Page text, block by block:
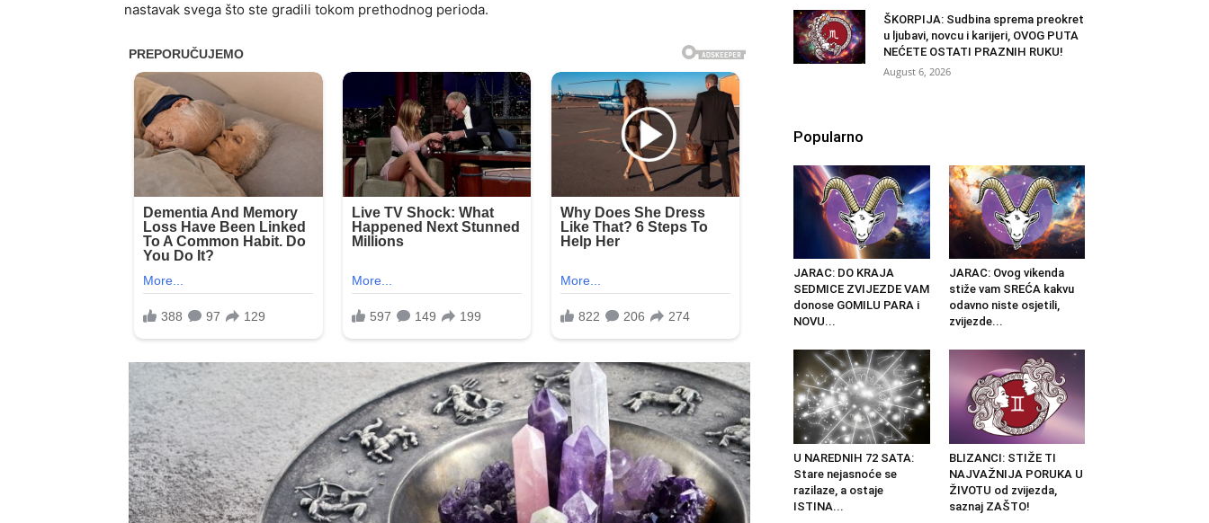
nastavak svega što ste gradili tokom prethodnog perioda.
ŠKORPIJA: Sudbina sprema preokret
u ljubavi, novcu i karijeri, OVOG PUTA
NEĆETE OSTATI PRAZNIH RUKU!
August 6, 2026
Popularno
JARAC: DO KRAJA
SEDMICE ZVIJEZDE VAM
donose GOMILU PARA i
NOVU...
JARAC: Ovog vikenda
stiže vam SREĆA kakvu
odavno niste osjetili,
zvijezde...
U NAREDNIH 72 SATA:
Stare nejasnoće se
razilaze, a ostaje
ISTINA...
BLIZANCI: STIŽE TI
NAJVAŽNIJA PORUKA U
ŽIVOTU od zvijezda,
saznaj ZAŠTO!